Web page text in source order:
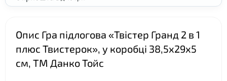
Опис Гра підлогова «Твістер Гранд 2 в 1
плюс Твистерок», у коробці 38,5х29х5
см, ТМ Данко Тойс